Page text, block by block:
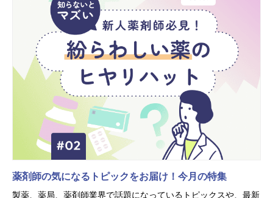
薬剤師の気になるトピックをお届け！今月の特集
製薬、薬局、薬剤師業界で話題になっているトピックスや、最新